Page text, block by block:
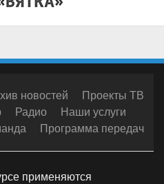
новостей
Проекты ТВ
Радио
Наши услуги
Программа передач
применяются